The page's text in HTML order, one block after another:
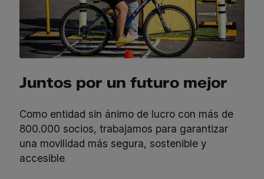
Juntos por un futuro mejor
Como entidad sin ánimo de lucro con más de
800.000 socios, trabajamos para garantizar
una movilidad más segura, sostenible y
accesible